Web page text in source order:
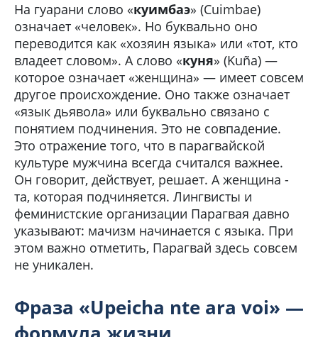
На гуарани слово «куимбаэ» (Cuimbae)
означает «человек». Но буквально оно
переводится как «хозяин языка» или «тот, кто
владеет словом». А слово «куня» (Kuña) —
которое означает «женщина» — имеет совсем
другое происхождение. Оно также означает
«язык дьявола» или буквально связано с
понятием подчинения. Это не совпадение.
Это отражение того, что в парагвайской
культуре мужчина всегда считался важнее.
Он говорит, действует, решает. А женщина -
та, которая подчиняется. Лингвисты и
феминистские организации Парагвая давно
указывают: мачизм начинается с языка. При
этом важно отметить, Парагвай здесь совсем
не уникален.
Фраза «Upeicha nte ara voi» —